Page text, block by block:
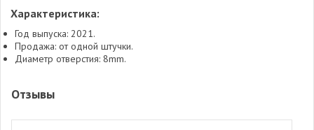
Характеристика:
Год выпуска: 2021.
Продажа: от одной штучки.
Диаметр отверстия: 8mm.
Отзывы